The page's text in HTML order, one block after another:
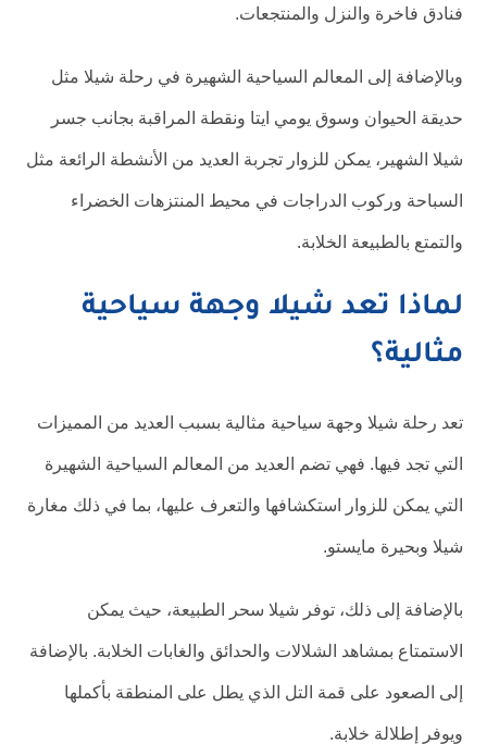
فنادق فاخرة والنزل والمنتجعات.
وبالإضافة إلى المعالم السياحية الشهيرة في رحلة شيلا مثل
حديقة الحيوان وسوق يومي ايتا ونقطة المراقبة بجانب جسر
شيلا الشهير، يمكن للزوار تجربة العديد من الأنشطة الرائعة مثل
السباحة وركوب الدراجات في محيط المنتزهات الخضراء
والتمتع بالطبيعة الخلابة.
لماذا تعد شيلا وجهة سياحية
مثالية؟
تعد رحلة شيلا وجهة سياحية مثالية بسبب العديد من المميزات
التي تجد فيها. فهي تضم العديد من المعالم السياحية الشهيرة
التي يمكن للزوار استكشافها والتعرف عليها، بما في ذلك مغارة
شيلا وبحيرة مايستو.
بالإضافة إلى ذلك، توفر شيلا سحر الطبيعة، حيث يمكن
الاستمتاع بمشاهد الشلالات والحدائق والغابات الخلابة. بالإضافة
إلى الصعود على قمة التل الذي يطل على المنطقة بأكملها
ويوفر إطلالة خلابة.